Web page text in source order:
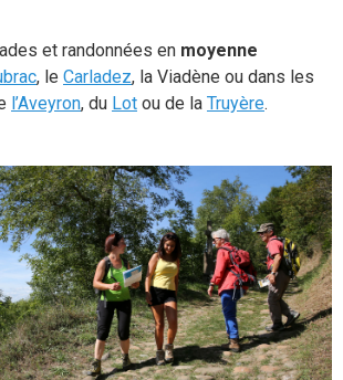
et randonnées en moyenne
, le Carladez, la Viadène ou dans les
l’Aveyron, du Lot ou de la Truyère.